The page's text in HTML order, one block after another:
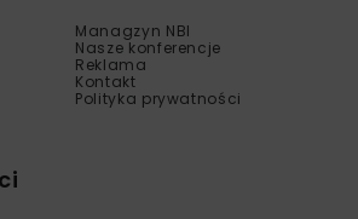
Managzyn NBI
Nasze konferencje
Reklama
Kontakt
Polityka prywatności